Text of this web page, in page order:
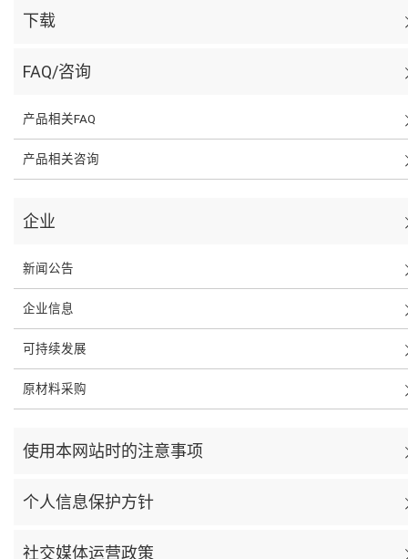
下载
FAQ/咨询
产品相关FAQ
产品相关咨询
企业
新闻公告
企业信息
可持续发展
原材料采购
使用本网站时的注意事项
个人信息保护方针
社交媒体运营政策